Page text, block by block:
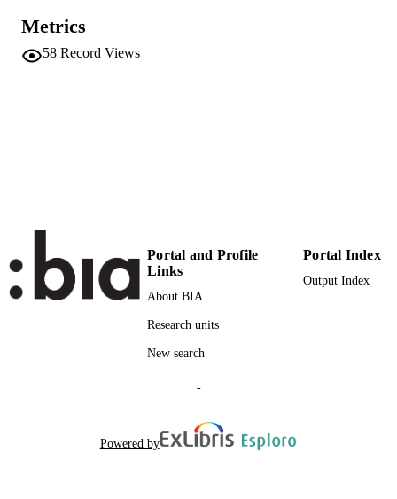
ADDITIONAL
DESCRIPTION
Projected: 3327
Metrics
58 Record Views
Portal and Profile
Links
About BIA
Research units
New search
Portal Index
Output Index
-
Powered by